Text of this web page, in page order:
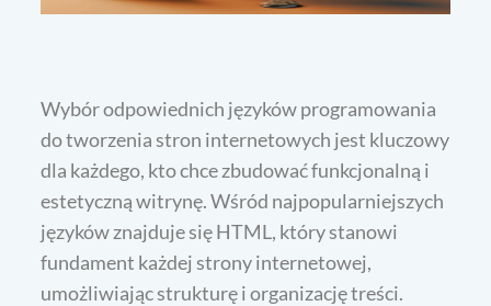
Wybór odpowiednich języków programowania
do tworzenia stron internetowych jest kluczowy
dla każdego, kto chce zbudować funkcjonalną i
estetyczną witrynę. Wśród najpopularniejszych
języków znajduje się HTML, który stanowi
fundament każdej strony internetowej,
umożliwiając strukturę i organizację treści.